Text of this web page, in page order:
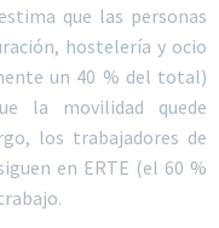
que las personas
hostelería y ocio
un 40 % del total)
la movilidad quede
los trabajadores de
en ERTE (el 60 %